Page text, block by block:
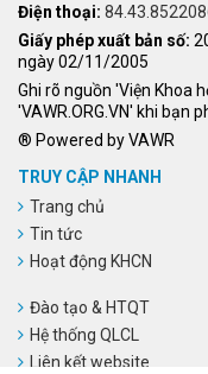
Điện thoại:
Giấy phép xuất bản số:
ngày 02/11/2005
Ghi rõ nguồn 'Viện Khoa
'VAWR.ORG.VN' khi bạn
® Powered by VAWR
TRUY CẬP NHANH
Trang chủ
Tin tức
Hoạt động KHCN
Đào tạo & HTQT
Hệ thống QLCL
Liên kết website